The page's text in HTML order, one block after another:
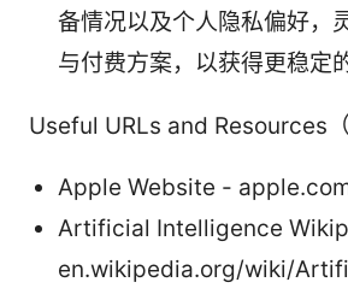
备情况以及个人隐私偏好，
与付费方案，以获得更稳定
Useful URLs and Resources（
Apple Website -
Artificial Intelligence
en.wikipedia.org/wiki/